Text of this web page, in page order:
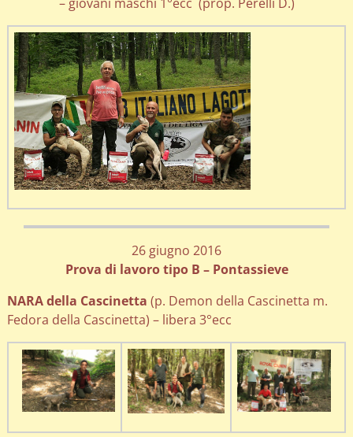
26 giugno 2016
Prova di lavoro tipo B – Pontassieve
NARA della Cascinetta (p. Demon della Cascinetta m.
Fedora della Cascinetta) – libera 3°ecc